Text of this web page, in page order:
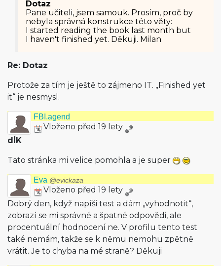
Dotaz
Pane učiteli, jsem samouk. Prosím, proč by
nebyla správná konstrukce této věty:
I started reading the book last month but
I haven't finished yet. Děkuji. Milan
Re: Dotaz
Protože za tím je ještě to zájmeno IT. „Finished yet
it“ je nesmysl.
FBI.agend
Vloženo před 19 lety
dÍK
Tato stránka mi velice pomohla a je super
Eva @evickaza
Vloženo před 19 lety
Dobrý den, když napíši test a dám „vyhodnotit“,
zobrazí se mi správné a špatné odpovědi, ale
procentuální hodnocení ne. V profilu tento test
také nemám, takže se k němu nemohu zpětně
vrátit. Je to chyba na mé straně? Děkuji